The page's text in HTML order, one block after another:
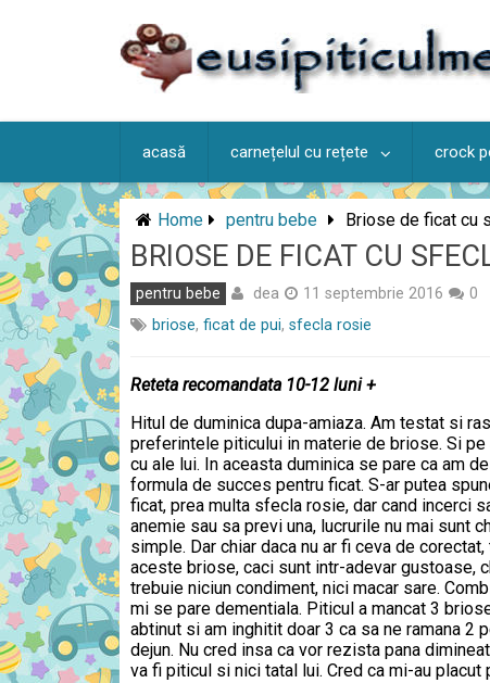
acasă carnețelul cu rețete crock
Home pentru bebe Briose de ficat cu
BRIOSE DE FICAT CU
pentru bebe dea 11 septembrie 2016
0
briose, ficat de pui, sfecla rosie
Reteta recomandata 10-12 luni +
Hitul de duminica dupa-amiaza. Am testat si
preferintele piticului in materie de briose. Si
cu ale lui. In aceasta duminica se pare ca am
formula de succes pentru ficat. S-ar putea
ficat, prea multa sfecla rosie, dar cand incerci
anemie sau sa previ una, lucrurile nu mai sunt
simple. Dar chiar daca nu ar fi ceva de
aceste briose, caci sunt intr-adevar gustoase,
trebuie niciun condiment, nici macar sare.
mi se pare dementiala. Piticul a mancat 3
abtinut si am inghitit doar 3 ca sa ne ramana 2
dejun. Nu cred insa ca vor rezista pana
va fi piticul si nici tatal lui. Cred ca mi-au